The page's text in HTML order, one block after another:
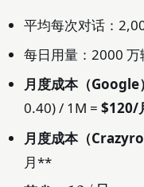
平均每次对话：
每日用量：2000
月度成本（Google
0.40) / 1M = $120/
月度成本（
月**